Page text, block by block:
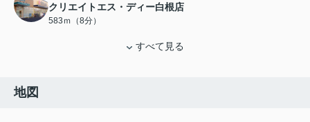
クリエイトエス・ディー白根店
583ｍ（8分）
すべて見る
地図